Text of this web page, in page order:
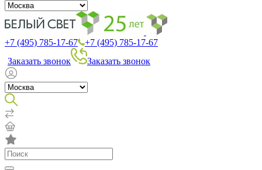
+7 (495) 785-17-67
+7 (495) 785-17-67
Заказать звонок
Заказать звонок